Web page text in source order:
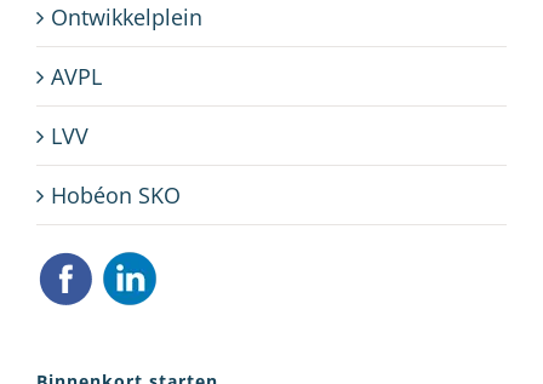
Ontwikkelplein
AVPL
LVV
Hobéon SKO